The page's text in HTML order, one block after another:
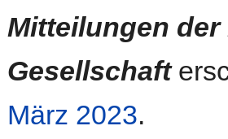
Mitteilungen der
Gesellschaft
März 2023.